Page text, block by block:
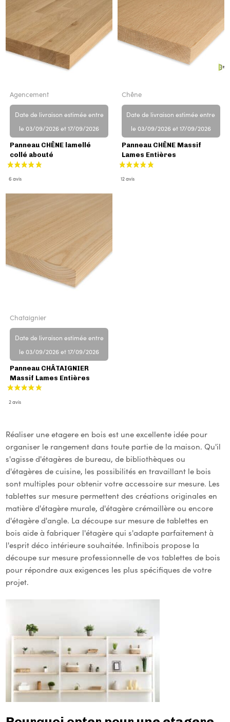
5 avis
Agencement
Date de livraison estimée entre
le 03/09/2026 et 17/09/2026
Panneau CHÊNE lamellé
collé abouté
Chêne
Date de livraison estimée entre
le 03/09/2026 et 17/09/2026
Panneau CHÊNE Massif
Lames Entières
Chataignier
Date de livraison estimée entre
le 03/09/2026 et 17/09/2026
Panneau CHÂTAIGNIER
Massif Lames Entières
Réaliser une etagere en bois est une excellente idée pour
organiser le rangement dans toute partie de la maison. Qu'il
s'agisse d'étagères de bureau, de bibliothèques ou
d'étagères de cuisine, les possibilités en travaillant le bois
sont multiples pour obtenir votre accessoire sur mesure. Les
tablettes sur mesure permettent des créations originales en
matière d'étagère murale, d'étagère crémaillère ou encore
d'étagère d'angle. La découpe sur mesure de tablettes en
bois aide à fabriquer l'étagère qui s'adapte parfaitement à
l'esprit déco intérieure souhaitée. Infinibois propose la
découpe sur mesure professionnelle de vos tablettes de bois
pour répondre aux exigences les plus spécifiques de votre
projet.